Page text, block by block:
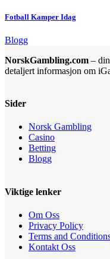
Fotball Kamper Idag
Blogg
NorskGambling.com –
detaljert informasjon om
Sider
Norsk Gambling
Casino
Betting
Blogg
Viktige lenker
Om Oss
Privacy Policy
Terms and
Kontakt Oss